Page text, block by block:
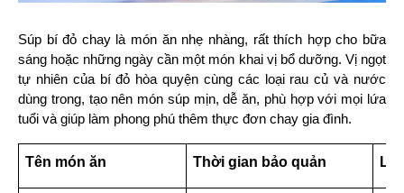
Súp bí đỏ chay là món ăn nhẹ nhàng, rất thích hợp cho bữa
sáng hoặc những ngày cần một món khai vị bổ dưỡng. Vị ngọt
tự nhiên của bí đỏ hòa quyện cùng các loại rau củ và nước
dùng trong, tạo nên món súp mịn, dễ ăn, phù hợp với mọi lứa
tuổi và giúp làm phong phú thêm thực đơn chay gia đình.
Tên món ăn Thời gian bảo quản